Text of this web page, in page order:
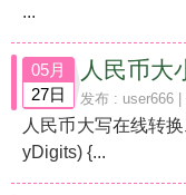
...
05月
27日
人民币大
发布 : user666
人民币大写在线转
yDigits) {...